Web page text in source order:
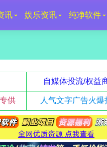
讯 娱乐资讯 纯净软件
自媒体投流/权益
供 人气文字广告火爆